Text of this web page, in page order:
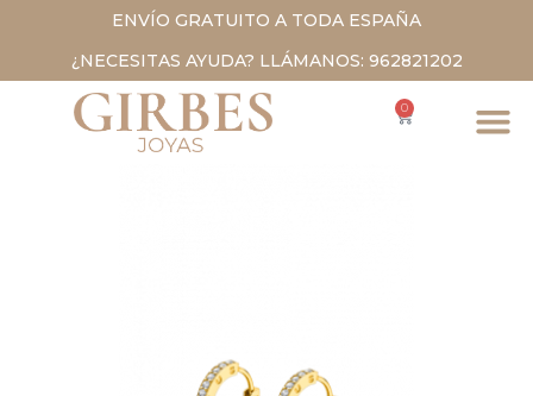
ENVÍO GRATUITO A TODA ESPAÑA
¿NECESITAS AYUDA? LLÁMANOS: 962821202
0